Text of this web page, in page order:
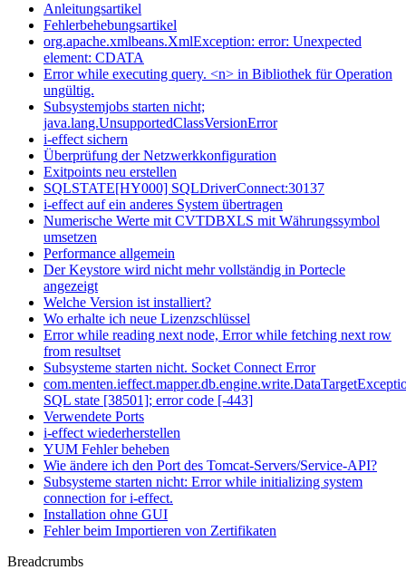
Anleitungsartikel
Fehlerbehebungsartikel
org.apache.xmlbeans.XmlException: error: Unexpected
element: CDATA
Error while executing query. <n> in Bibliothek für Operation
ungültig.
Subsystemjobs starten nicht;
java.lang.UnsupportedClassVersionError
i-effect sichern
Überprüfung der Netzwerkkonfiguration
Exitpoints neu erstellen
SQLSTATE[HY000] SQLDriverConnect:30137
i-effect auf ein anderes System übertragen
Numerische Werte mit CVTDBXLS mit Währungssymbol
umsetzen
Performance allgemein
Der Keystore wird nicht mehr vollständig in Portecle
angezeigt
Welche Version ist installiert?
Wo erhalte ich neue Lizenzschlüssel
Error while reading next node, Error while fetching next row
from resultset
Subsysteme starten nicht. Socket Connect Error
SQL state [38501]; error code [-443]
Verwendete Ports
i-effect wiederherstellen
YUM Fehler beheben
Wie ändere ich den Port des Tomcat-Servers/Service-API?
Subsysteme starten nicht: Error while initializing system
connection for i-effect.
Installation ohne GUI
Fehler beim Importieren von Zertifikaten
Breadcrumbs